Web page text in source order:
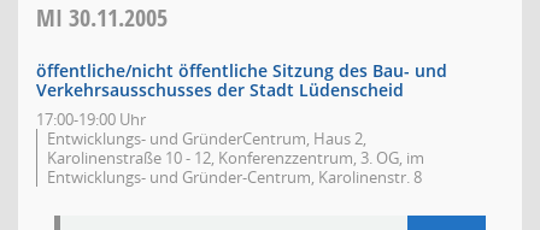
MI 30.11.2005
öffentliche/nicht öffentliche Sitzung des Bau- und
Verkehrsausschusses der Stadt Lüdenscheid
17:00-19:00 Uhr
Entwicklungs- und GründerCentrum, Haus 2,
Karolinenstraße 10 - 12, Konferenzzentrum, 3. OG, im
Entwicklungs- und Gründer-Centrum, Karolinenstr. 8